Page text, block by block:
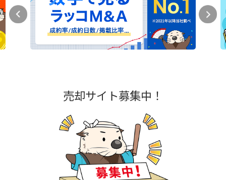
売却サイト募集中！